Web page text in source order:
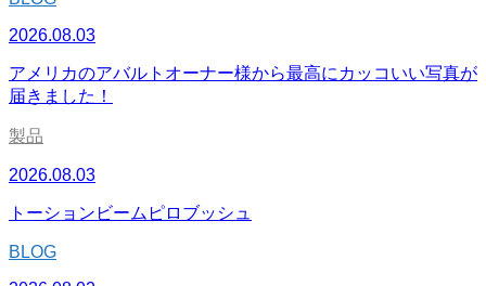
2026.08.03
アメリカのアバルトオーナー様から最高にカッコいい写真が
届きました！
製品
2026.08.03
トーションビームピロブッシュ
BLOG